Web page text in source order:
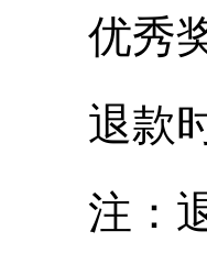
优秀奖
退款时
注：退